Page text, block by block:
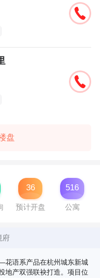
盘
36
预计开盘
516
公寓
府
语系产品在杭州城东新城
地产双强联袂打造。项目位